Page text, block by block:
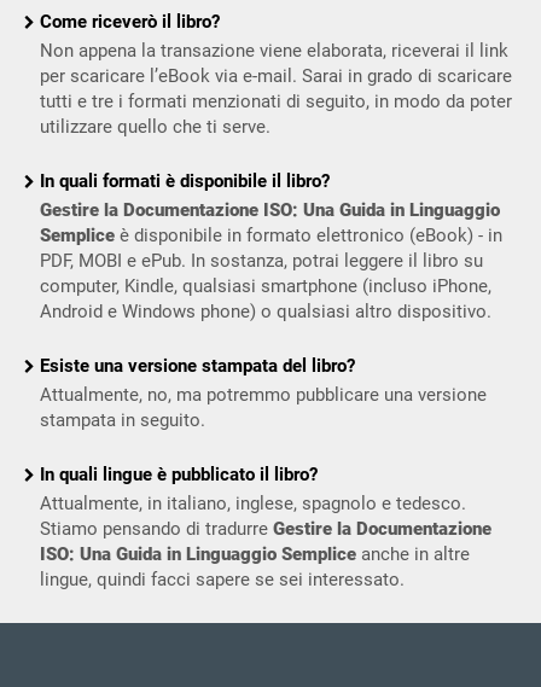
Come riceverò il libro?
Non appena la transazione viene elaborata, riceverai il link
per scaricare l’eBook via e-mail. Sarai in grado di scaricare
tutti e tre i formati menzionati di seguito, in modo da poter
utilizzare quello che ti serve.
In quali formati è disponibile il libro?
Gestire la Documentazione ISO: Una Guida in Linguaggio
Semplice è disponibile in formato elettronico (eBook) - in
PDF, MOBI e ePub. In sostanza, potrai leggere il libro su
computer, Kindle, qualsiasi smartphone (incluso iPhone,
Android e Windows phone) o qualsiasi altro dispositivo.
Esiste una versione stampata del libro?
Attualmente, no, ma potremmo pubblicare una versione
stampata in seguito.
In quali lingue è pubblicato il libro?
Attualmente, in italiano, inglese, spagnolo e tedesco.
Stiamo pensando di tradurre Gestire la Documentazione
ISO: Una Guida in Linguaggio Semplice anche in altre
lingue, quindi facci sapere se sei interessato.